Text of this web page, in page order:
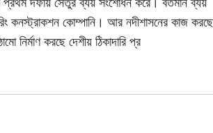
কনস্ট্রাকশন কোম্পানি। আর নদীশাসনের কাজ করছে
করছে দেশীয় ঠিকাদারি প্র